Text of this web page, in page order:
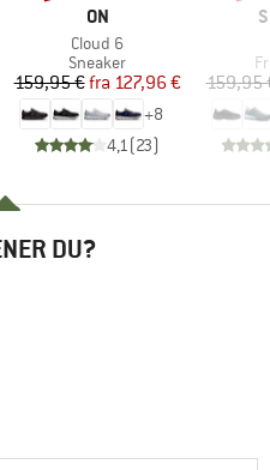
MÆRKE
ON
Artikel
Cloud 6
Produktgruppe
Sneaker
Pris
159,95 € Nedsat pris
fra 127,96 €
+8
4,1(23)
159,95
DU?